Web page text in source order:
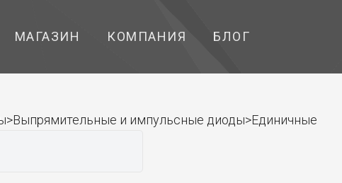
МАГАЗИН КОМПАНИЯ БЛОГ
и импульсные диоды>Единичные